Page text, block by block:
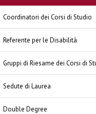
Coordinatori dei Corsi di Studio
Referente per le Disabilità
Gruppi di Riesame dei Corsi di
Sedute di Laurea
Double Degree